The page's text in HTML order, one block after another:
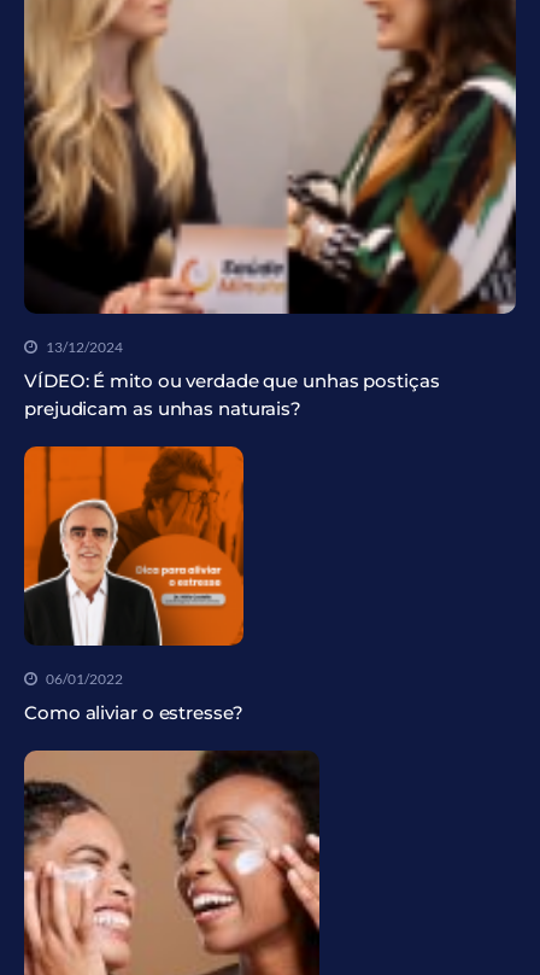
13/12/2024
VÍDEO: É mito ou verdade que unhas postiças
prejudicam as unhas naturais?
06/01/2022
Como aliviar o estresse?